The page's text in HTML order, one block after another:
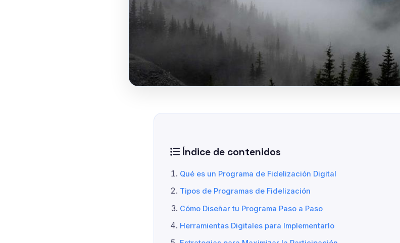
Índice de contenidos
Qué es un Programa de Fidelización Digital
Tipos de Programas de Fidelización
Cómo Diseñar tu Programa Paso a Paso
Herramientas Digitales para Implementarlo